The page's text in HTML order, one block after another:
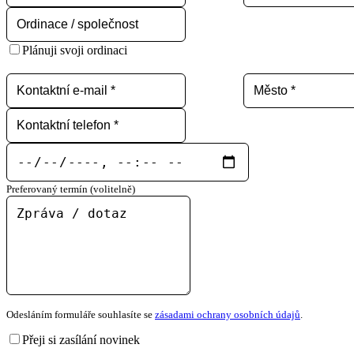
Plánuji svoji ordinaci
Preferovaný termín (volitelně)
Odesláním formuláře souhlasíte se zásadami ochrany osobních údajů.
Přeji si zasílání novinek